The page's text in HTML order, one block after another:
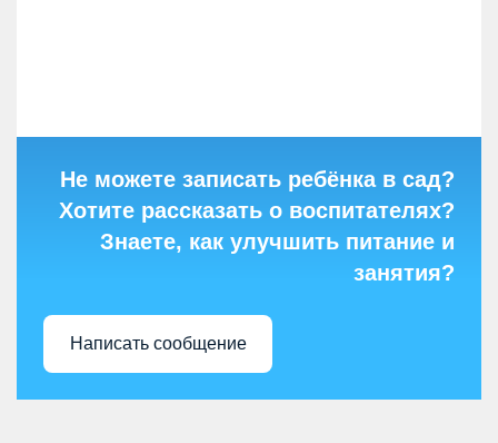
Не можете записать ребёнка в сад?
Хотите рассказать о воспитателях?
Знаете, как улучшить питание и
занятия?
Написать сообщение